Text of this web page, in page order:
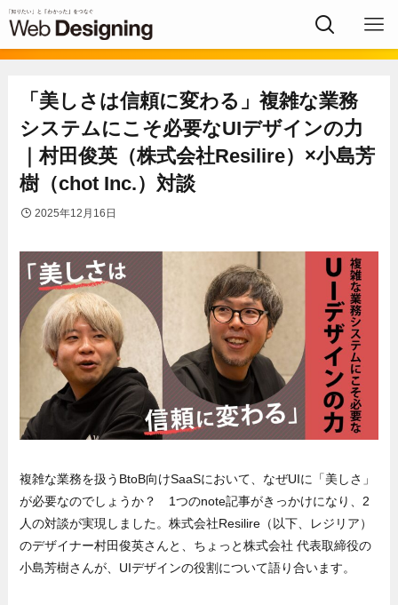
「美しさは信頼に変わる」複雑な業務
システムにこそ必要なUIデザインの力
｜村田俊英（株式会社Resilire）×小島芳
樹（chot Inc.）対談
2025年12月16日
複雑な業務を扱うBtoB向けSaaSにおいて、なぜUIに「美しさ」
が必要なのでしょうか？ 1つのnote記事がきっかけになり、2
人の対談が実現しました。株式会社Resilire（以下、レジリア）
のデザイナー村田俊英さんと、ちょっと株式会社 代表取締役の
小島芳樹さんが、UIデザインの役割について語り合います。